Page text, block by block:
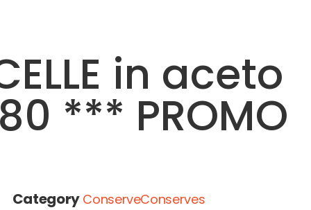
in aceto
*** PROMO
Category ConserveConserves